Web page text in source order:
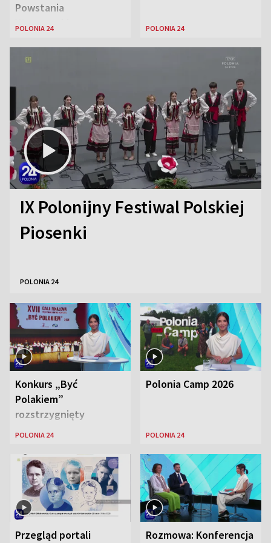
Powstania
Warszawskiego
POLONIA 24 POLONIA 24
IX Polonijny Festiwal Polskiej
Piosenki
POLONIA 24
Konkurs „Być
Polakiem”
rozstrzygnięty
POLONIA 24
Polonia Camp 2026
POLONIA 24
Przegląd portali
Rozmowa: Konferencja